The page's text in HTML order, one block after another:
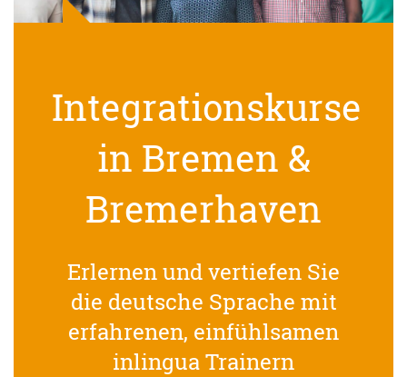
Integrationskurse
in Bremen &
Bremerhaven
Erlernen und vertiefen Sie
die deutsche Sprache mit
erfahrenen, einfühlsamen
inlingua Trainern